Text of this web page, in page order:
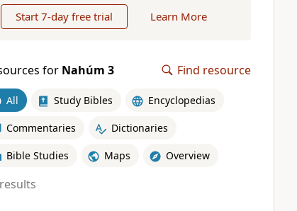
Start 7-day free trial Learn More
for Nahúm 3 Find resource
All Study Bibles Encyclopedias
Commentaries Dictionaries
Bible Studies Maps Overview